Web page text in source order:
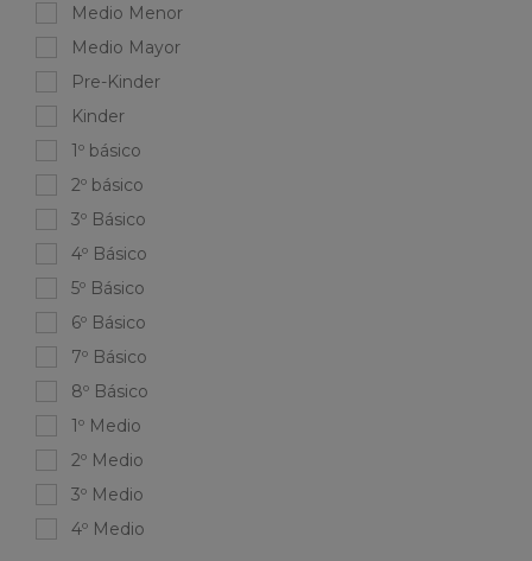
Medio Menor
Medio Mayor
Pre-Kinder
Kinder
1º básico
2º básico
3º Básico
4º Básico
5º Básico
6º Básico
7º Básico
8º Básico
1º Medio
2º Medio
3º Medio
4º Medio